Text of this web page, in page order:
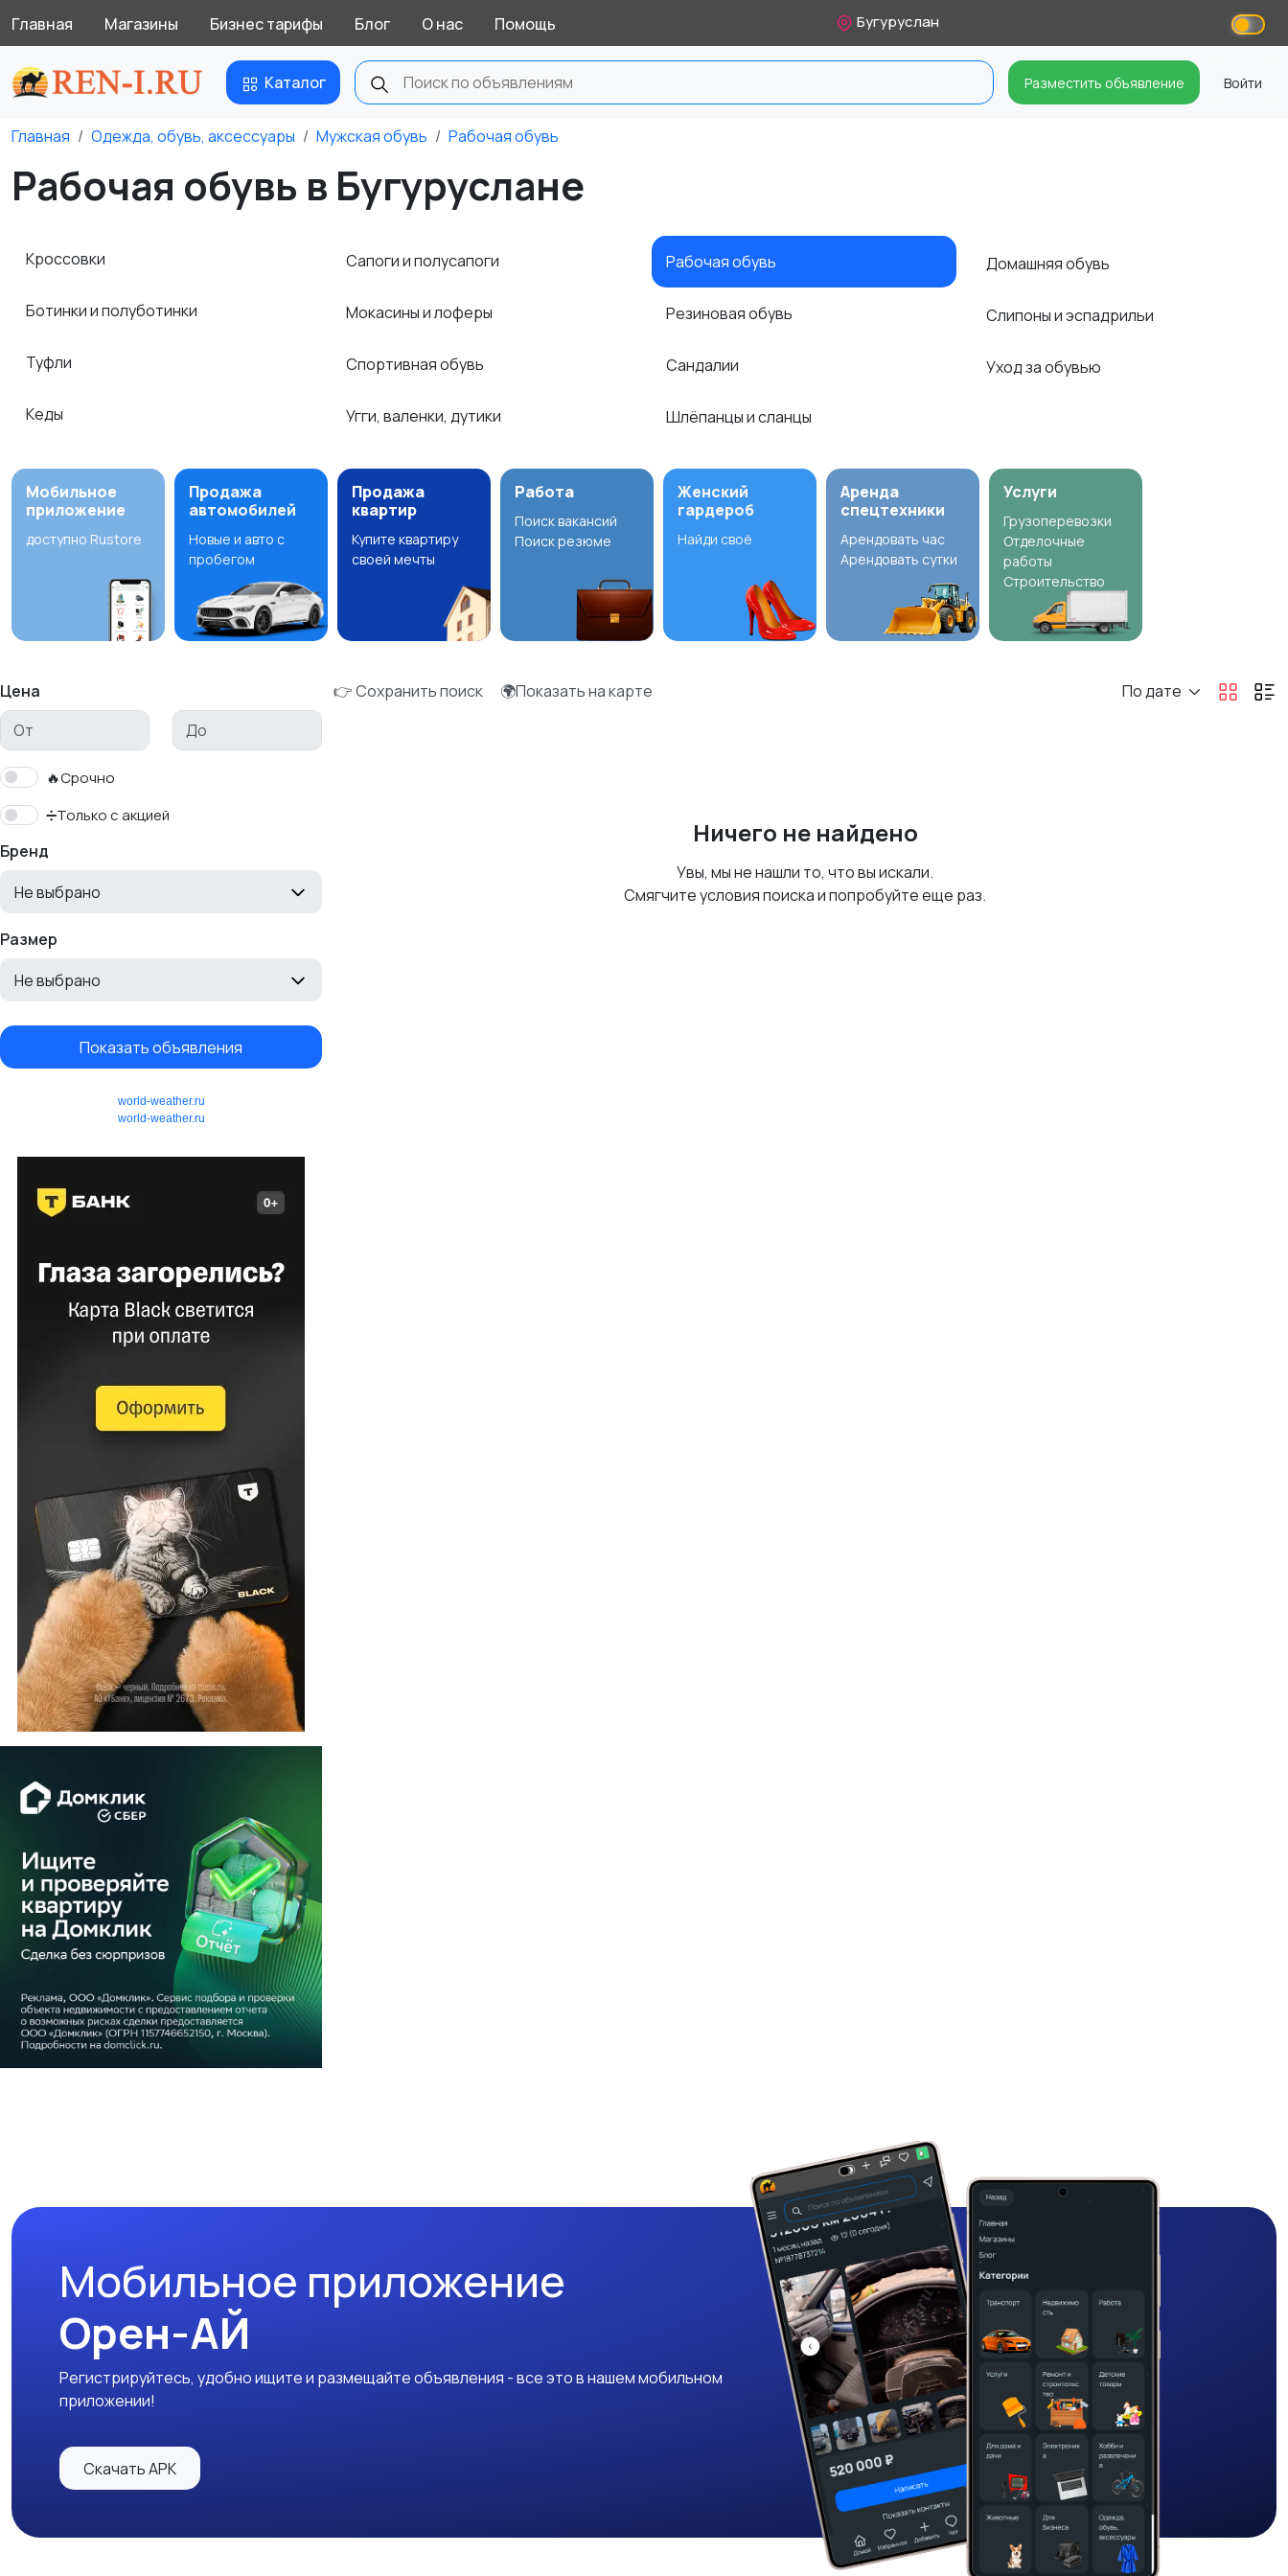
Главная Магазины Бизнес тарифы Блог О нас Помощь Бугуруслан
Каталог Разместить объявление Войти
Главная Одежда, обувь, аксессуары Мужская обувь Рабочая обувь
Рабочая обувь в Бугуруслане
Кроссовки
Ботинки и полуботинки
Туфли
Кеды
Сапоги и полусапоги
Мокасины и лоферы
Спортивная обувь
Угги, валенки, дутики
Рабочая обувь
Резиновая обувь
Сандалии
Шлёпанцы и сланцы
Домашняя обувь
Слипоны и эспадрильи
Уход за обувью
Мобильное
приложение
доступно Rustore
Продажа
автомобилей
Новые и авто с
пробегом
Продажа
квартир
Купите квартиру
своей мечты
Работа
Поиск вакансий
Поиск резюме
Женский
гардероб
Найди своё
Аренда
спецтехники
Арендовать час
Арендовать сутки
Услуги
Грузоперевозки
Отделочные
работы
Строительство
Цена
🔥Срочно
➗Только с акцией
Бренд
Не выбрано
Размер
Не выбрано
Показать объявления
world-weather.ru
world-weather.ru
👉 Сохранить поиск 🌍Показать на карте По дате
Ничего не найдено
Увы, мы не нашли то, что вы искали.
Смягчите условия поиска и попробуйте еще раз.
Мобильное приложение
Орен-АЙ
Регистрируйтесь, удобно ищите и размещайте объявления - все это в нашем мобильном
приложении!
Скачать APK